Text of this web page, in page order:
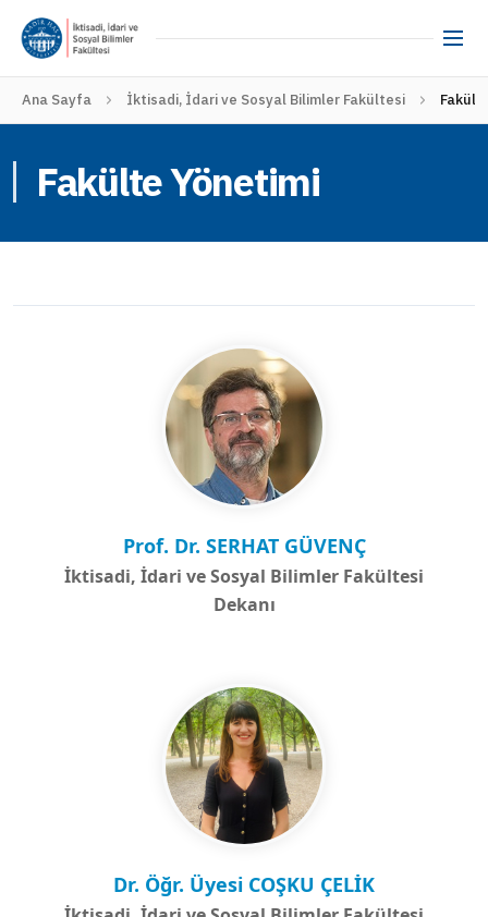
Ana Sayfa İktisadi, İdari ve Sosyal Bilimler Fakültesi
Fakülte Yönetimi
Prof. Dr. SERHAT GÜVENÇ
İktisadi, İdari ve Sosyal Bilimler Fakültesi
Dekanı
Dr. Öğr. Üyesi COŞKU ÇELİK